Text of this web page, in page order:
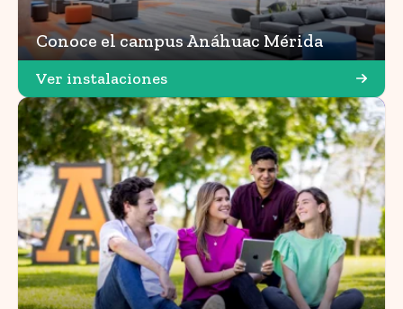
Conoce el campus Anáhuac Mérida
Ver instalaciones